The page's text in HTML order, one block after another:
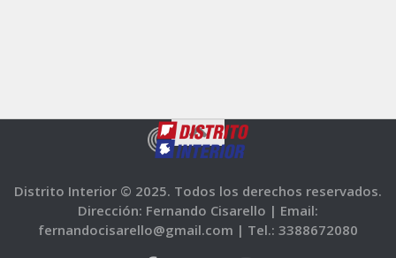
Distrito Interior © 2025. Todos los derechos reservados.
Dirección: Fernando Cisarello | Email:
fernandocisarello@gmail.com | Tel.: 3388672080